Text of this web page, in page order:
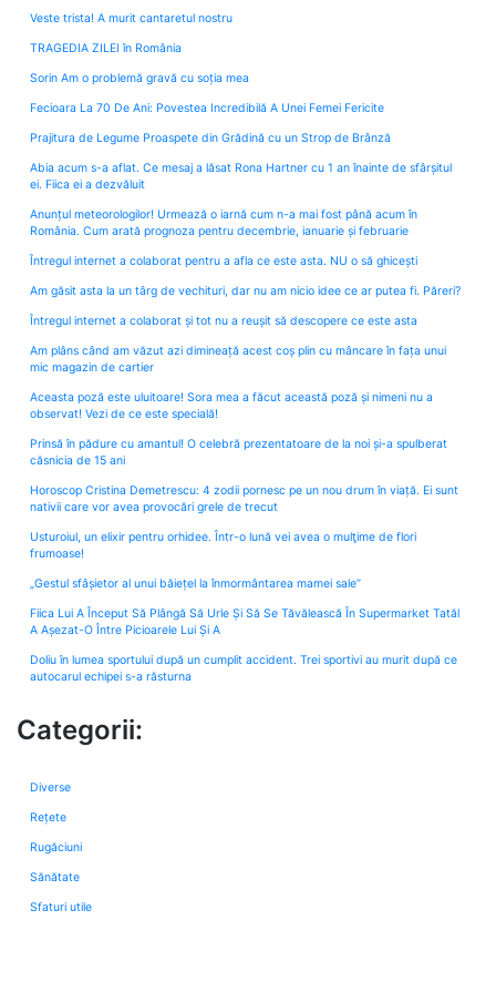
Veste trista! A murit cantaretul nostru
TRAGEDIA ZILEI în România
Sorin Am o problemă gravă cu soția mea
Fecioara La 70 De Ani: Povestea Incredibilă A Unei Femei Fericite
Prajitura de Legume Proaspete din Grădină cu un Strop de Brânză
Abia acum s-a aflat. Ce mesaj a lăsat Rona Hartner cu 1 an înainte de sfârșitul
ei. Fiica ei a dezvăluit
Anunțul meteorologilor! Urmează o iarnă cum n-a mai fost până acum în
România. Cum arată prognoza pentru decembrie, ianuarie și februarie
Întregul internet a colaborat pentru a afla ce este asta. NU o să ghicești
Am găsit asta la un târg de vechituri, dar nu am nicio idee ce ar putea fi. Păreri?
Întregul internet a colaborat și tot nu a reușit să descopere ce este asta
Am plâns când am văzut azi dimineață acest coș plin cu mâncare în fața unui
mic magazin de cartier
Aceasta poză este uluitoare! Sora mea a făcut această poză și nimeni nu a
observat! Vezi de ce este specială!
Prinsă în pădure cu amantul! O celebră prezentatoare de la noi și-a spulberat
căsnicia de 15 ani
Horoscop Cristina Demetrescu: 4 zodii pornesc pe un nou drum în viață. Ei sunt
nativii care vor avea provocări grele de trecut
Usturoiul, un elixir pentru orhidee. Într-o lună vei avea o mulţime de flori
frumoase!
„Gestul sfâșietor al unui băiețel la înmormântarea mamei sale”
Fiica Lui A Început Să Plângă Să Urle Și Să Se Tăvălească În Supermarket Tatăl
A Așezat-O Între Picioarele Lui Și A
Doliu în lumea sportului după un cumplit accident. Trei sportivi au murit după ce
autocarul echipei s-a răsturna
Categorii:
Diverse
Rețete
Rugăciuni
Sănătate
Sfaturi utile